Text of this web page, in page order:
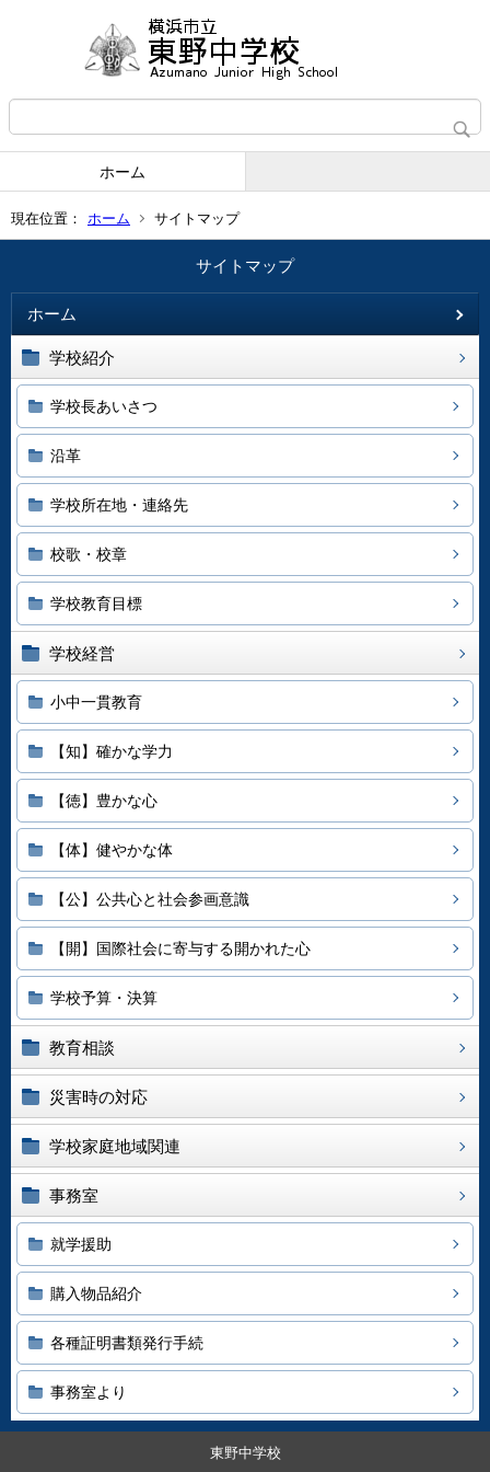
ホーム
現在位置： ホーム サイトマップ
サイトマップ
ホーム
学校紹介
学校長あいさつ
沿革
学校所在地・連絡先
校歌・校章
学校教育目標
学校経営
小中一貫教育
【知】確かな学力
【徳】豊かな心
【体】健やかな体
【公】公共心と社会参画意識
【開】国際社会に寄与する開かれた心
学校予算・決算
教育相談
災害時の対応
学校家庭地域関連
事務室
就学援助
購入物品紹介
各種証明書類発行手続
事務室より
東野中学校